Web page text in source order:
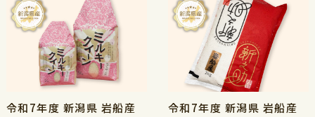
令和7年度 新潟県 岩船産
令和7年度 新潟県 岩船産